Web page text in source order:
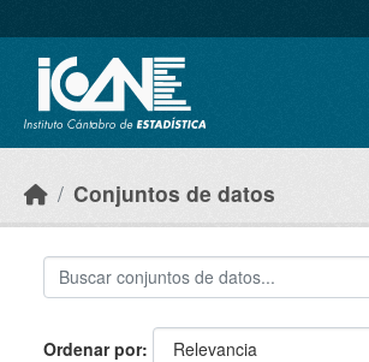
Conjuntos de datos
Ordenar por